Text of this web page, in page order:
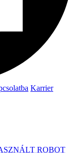
Karrier
ROBOT